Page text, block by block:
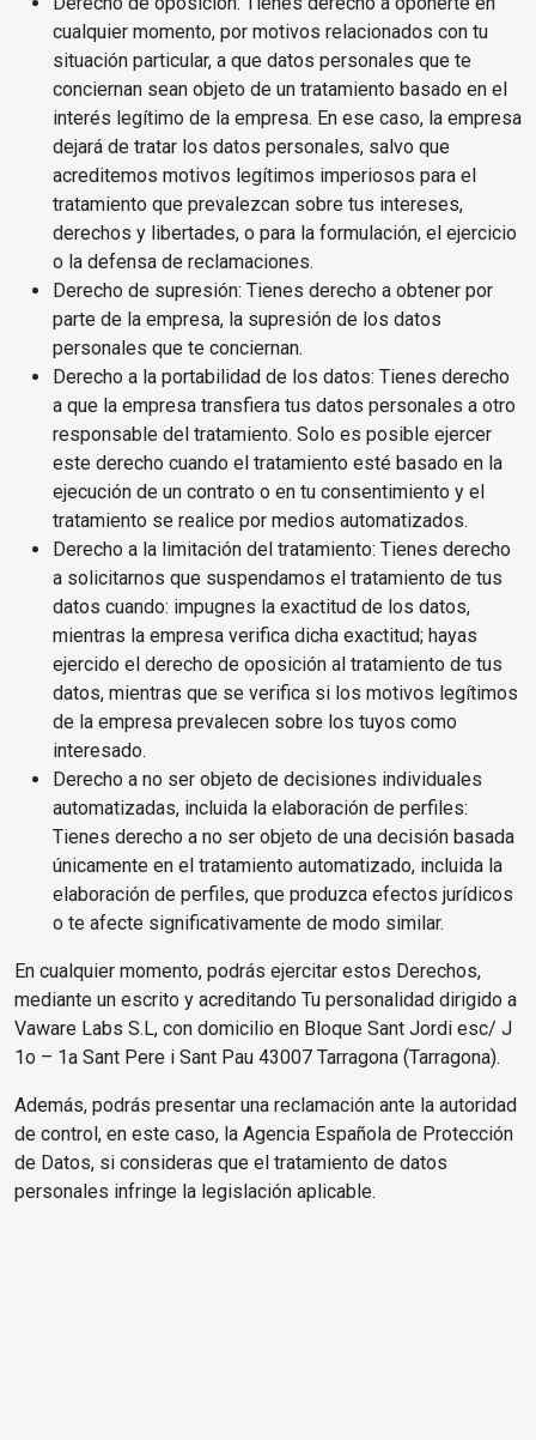
cualquier momento, por motivos relacionados con tu
situación particular, a que datos personales que te
conciernan sean objeto de un tratamiento basado en el
interés legítimo de la empresa. En ese caso, la empresa
dejará de tratar los datos personales, salvo que
acreditemos motivos legítimos imperiosos para el
tratamiento que prevalezcan sobre tus intereses,
derechos y libertades, o para la formulación, el ejercicio
o la defensa de reclamaciones.
Derecho de supresión: Tienes derecho a obtener por
parte de la empresa, la supresión de los datos
personales que te conciernan.
Derecho a la portabilidad de los datos: Tienes derecho
a que la empresa transfiera tus datos personales a otro
responsable del tratamiento. Solo es posible ejercer
este derecho cuando el tratamiento esté basado en la
ejecución de un contrato o en tu consentimiento y el
tratamiento se realice por medios automatizados.
Derecho a la limitación del tratamiento: Tienes derecho
a solicitarnos que suspendamos el tratamiento de tus
datos cuando: impugnes la exactitud de los datos,
mientras la empresa verifica dicha exactitud; hayas
ejercido el derecho de oposición al tratamiento de tus
datos, mientras que se verifica si los motivos legítimos
de la empresa prevalecen sobre los tuyos como
interesado.
Derecho a no ser objeto de decisiones individuales
automatizadas, incluida la elaboración de perfiles:
Tienes derecho a no ser objeto de una decisión basada
únicamente en el tratamiento automatizado, incluida la
elaboración de perfiles, que produzca efectos jurídicos
o te afecte significativamente de modo similar.
En cualquier momento, podrás ejercitar estos Derechos,
mediante un escrito y acreditando Tu personalidad dirigido a
Vaware Labs S.L, con domicilio en Bloque Sant Jordi esc/ J
1o – 1a Sant Pere i Sant Pau 43007 Tarragona (Tarragona).
Además, podrás presentar una reclamación ante la autoridad
de control, en este caso, la Agencia Española de Protección
de Datos, si consideras que el tratamiento de datos
personales infringe la legislación aplicable.